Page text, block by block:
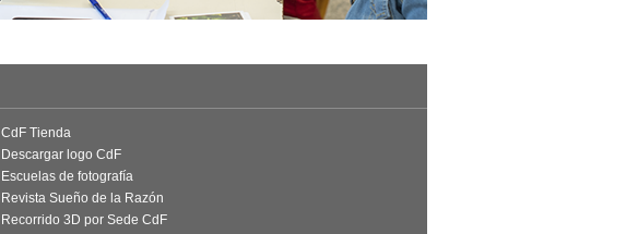
CdF Tienda
Descargar logo CdF
Escuelas de fotografía
Revista Sueño de la Razón
Recorrido 3D por Sede CdF